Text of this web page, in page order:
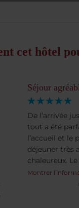
cet hôtel
Séjour
De l’arrivée
tout a été
l’accueil et le
déjeuner très
chaleureux.
être tranquille
L’hôtel est
rapidement
Montrer